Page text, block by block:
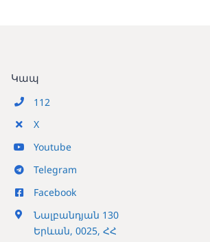
Կապ
112
X
Youtube
Telegram
Facebook
Նալբանդյան 130
Երևան, 0025, ՀՀ